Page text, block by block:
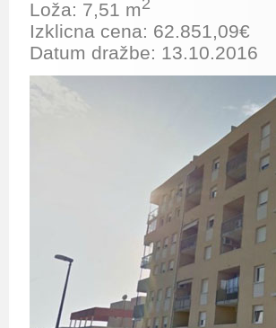
Loža: 7,51 m
Izklicna cena: 62.851,09€
Datum dražbe: 13.10.2016